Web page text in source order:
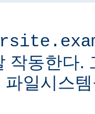
작동한다.
파일시스